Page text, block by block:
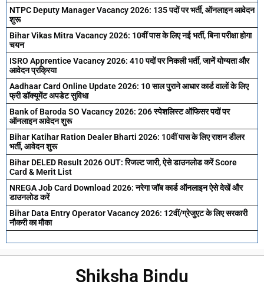
NTPC Deputy Manager Vacancy 2026: 135 पदों पर भर्ती, ऑनलाइन आवेदन
शुरू
Bihar Vikas Mitra Vacancy 2026: 10वीं पास के लिए नई भर्ती, बिना परीक्षा होगा
चयन
ISRO Apprentice Vacancy 2026: 410 पदों पर निकली भर्ती, जानें योग्यता और
आवेदन प्रक्रिया
Aadhaar Card Online Update 2026: 10 साल पुराने आधार कार्ड वालों के लिए
फ्री डॉक्यूमेंट अपडेट सुविधा
Bank of Baroda SO Vacancy 2026: 206 स्पेशलिस्ट ऑफिसर पदों पर
ऑनलाइन आवेदन शुरू
Bihar Katihar Ration Dealer Bharti 2026: 10वीं पास के लिए राशन डीलर
भर्ती, आवेदन शुरू
Bihar DELED Result 2026 OUT: रिजल्ट जारी, ऐसे डाउनलोड करें Score
Card & Merit List
NREGA Job Card Download 2026: नरेगा जॉब कार्ड ऑनलाइन ऐसे देखें और
डाउनलोड करें
Bihar Data Entry Operator Vacancy 2026: 12वीं/ग्रेजुएट के लिए सरकारी
नौकरी का मौका
Shiksha Bindu